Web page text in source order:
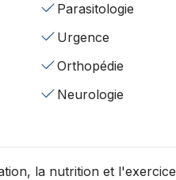
Parasitologie
Urgence
Orthopédie
Neurologie
la nutrition et l'exercice